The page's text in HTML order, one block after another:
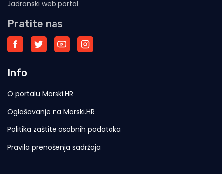
Jadranski web portal
Pratite nas
Info
O portalu Morski.HR
Oglašavanje na Morski.HR
Politika zaštite osobnih podataka
Pravila prenošenja sadržaja